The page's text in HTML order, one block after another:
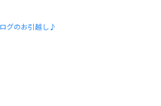
グのお引越し♪